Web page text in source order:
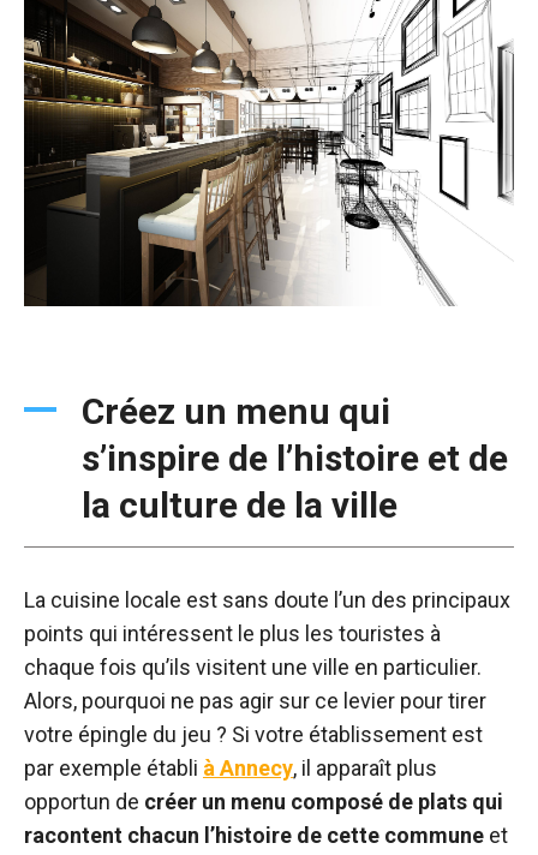
Créez un menu qui
s’inspire de l’histoire et de
la culture de la ville
La cuisine locale est sans doute l’un des principaux
points qui intéressent le plus les touristes à
chaque fois qu’ils visitent une ville en particulier.
Alors, pourquoi ne pas agir sur ce levier pour tirer
votre épingle du jeu ? Si votre établissement est
par exemple établi à Annecy, il apparaît plus
opportun de créer un menu composé de plats qui
racontent chacun l’histoire de cette commune et